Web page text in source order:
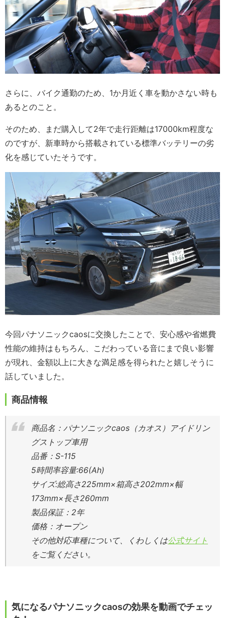
さらに、バイク通勤のため、1か月近く車を動かさない時も
あるとのこと。
そのため、まだ購入して2年で走行距離は17000km程度な
のですが、新車時から搭載されている標準バッテリーの劣
化を感じていたそうです。
今回パナソニックcaosに交換したことで、安心感や省燃費
性能の維持はもちろん、こだわっている音にまで良い影響
が現れ、金額以上に大きな満足感を得られたと嬉しそうに
話していました。
商品情報
商品名：パナソニックcaos（カオス）アイドリン
グストップ車用
品番：S-115
5時間率容量:66(Ah)
サイズ:総高さ225mm×箱高さ202mm×幅
173mm×長さ260mm
製品保証： 2年
価格：オープン
その他対応車種について、くわしくは公式サイト
をご覧ください。
気になるパナソニックcaosの効果を動画でチェッ